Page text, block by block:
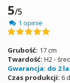
5/5
1 opinie
Ocena:
Grubość: 17 cm
Twardość: H2 -
Gwarancja: do 2
Czas produkcji: 6
the
images
gallery